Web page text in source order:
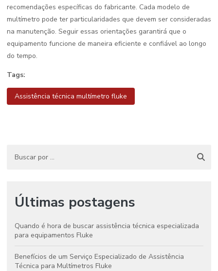
recomendações específicas do fabricante. Cada modelo de
multímetro pode ter particularidades que devem ser consideradas
na manutenção. Seguir essas orientações garantirá que o
equipamento funcione de maneira eficiente e confiável ao longo
do tempo.
Tags:
Assistência técnica multímetro fluke
Últimas postagens
Quando é hora de buscar assistência técnica especializada
para equipamentos Fluke
Benefícios de um Serviço Especializado de Assistência
Técnica para Multímetros Fluke